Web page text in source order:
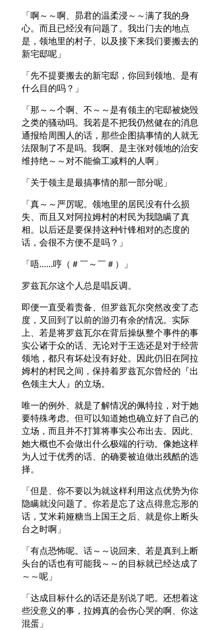
「啊～～啊、昴君的温柔浸～～满了我的身
心。而且已经没有问题了。我出门去的地点
是，领地里的村子、以及接下来我们要搬去的
新宅邸呢」
「先不提要搬去的新宅邸，你回到领地、是有
什么目的吗？」
「那～～个啊、不～～是有领主的宅邸被烧毁
之类的骚动吗。我若是不把我仍然健在的消息
通报给周围人的话，那些企图搞事情的人就无
法限制了不是吗。我啊、是主张对领地的治安
维持绝～～对不能偷工减料的人啊」
「关于领主是最搞事情的那一部分呢」
「真～～严厉呢。领地里的居民没有什么损
失、而且又对阿拉姆村的村民为我隐瞒了真
相。以后还是要保持这种针锋相对的态度的
话，会很不方便不是吗？」
「唔……哼（＃￣～￣＃）」
罗兹瓦尔这个人总是唱反调。
即便一直受着责备、但罗兹瓦尔突然改变了态
度，又回到了以前的游刃有余的情况。实际
上、若是将罗兹瓦尔在背后操纵整个事件的事
实公诸于众的话、无论对于王选还是对于经营
领地，都只有坏处没有好处。因此仍旧在阿拉
姆村的村民之间，保持着罗兹瓦尔曾经的『出
色领主大人』的立场。
唯一的例外、就是了解情况的佩特拉，对于她
要特殊考虑。但可以知道她也确立好了自己的
立场，而且并不打算将事实公布出去。因此、
她大概也不会做出什么极端的行动。像她这样
为人过于优秀的话、的确要被迫做出残酷的选
择。
「但是、你不要以为就这样利用这点优势为你
隐瞒就没问题了。你若是忘了这点得意忘形的
话，艾米莉娅糖当上国王之后、就是你上断头
台之时啊」
「有点恐怖呢。话～～说回来、若是真到上断
头台的话也有可能我～～的目标就已经达成了
～～呢」
「达成目标什么的话还是别说了吧。还想着这
些没意义的事，拉姆真的会伤心哭的啊、你这
混蛋」